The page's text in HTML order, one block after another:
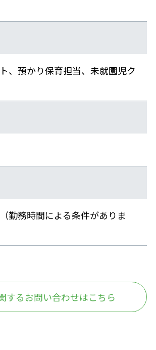
、預かり保育担当、未就園児ク
勤務時間による条件がありま
するお問い合わせはこちら